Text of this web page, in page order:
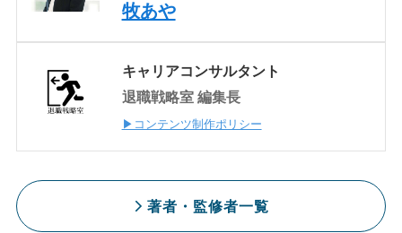
牧あや
キャリアコンサルタント
退職戦略室 編集長
▶コンテンツ制作ポリシー
著者・監修者一覧